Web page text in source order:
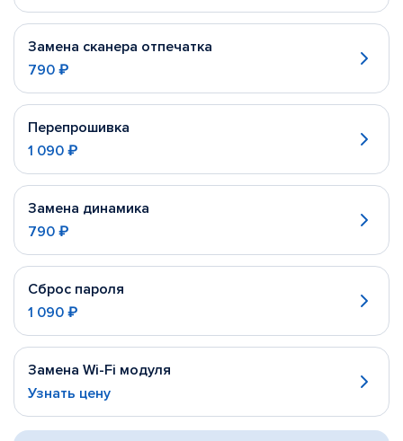
Замена сканера отпечатка
790 ₽
Перепрошивка
1 090 ₽
Замена динамика
790 ₽
Сброс пароля
1 090 ₽
Замена Wi-Fi модуля
Узнать цену